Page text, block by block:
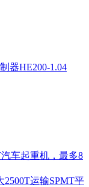
器HE200-1.04
车起重机，最多8
运输SPMT平